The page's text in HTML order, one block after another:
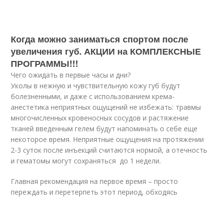
Когда можно заниматься спортом после
увеличения губ. АКЦИИ на КОМПЛЕКСНЫЕ
ПРОГРАММЫ!!!
Чего ожидать в первые часы и дни?
Уколы в нежную и чувствительную кожу губ будут
болезненными, и даже с использованием крема-
анестетика неприятных ощущений не избежать: травмы
многочисленных кровеносных сосудов и растяжение
тканей введенным гелем будут напоминать о себе еще
некоторое время. Неприятные ощущения на протяжении
2-3 суток после инъекций считаются нормой, а отечность
и гематомы могут сохраняться до 1 недели.
Главная рекомендация на первое время – просто
переждать и перетерпеть этот период, обходясь